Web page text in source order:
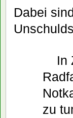
Dabei
In
zu